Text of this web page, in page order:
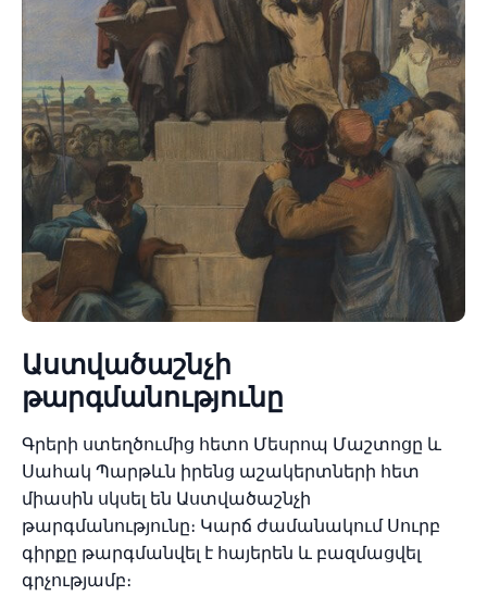
Աստվածաշնչի
թարգմանությունը
Գրերի ստեղծումից հետո Մեսրոպ Մաշտոցը և
Սահակ Պարթևն իրենց աշակերտների հետ
միասին սկսել են Աստվածաշնչի
թարգմանությունը։ Կարճ ժամանակում Սուրբ
գիրքը թարգմանվել է հայերեն և բազմացվել
գրչությամբ։